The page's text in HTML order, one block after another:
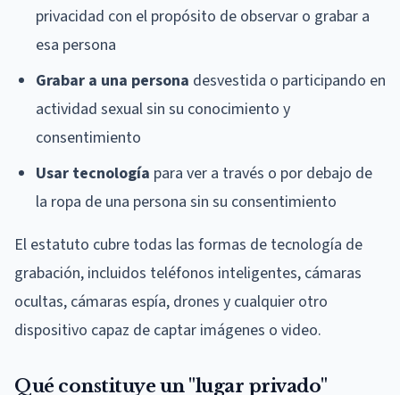
privacidad con el propósito de observar o grabar a
esa persona
Grabar a una persona desvestida o participando en
actividad sexual sin su conocimiento y
consentimiento
Usar tecnología para ver a través o por debajo de
la ropa de una persona sin su consentimiento
El estatuto cubre todas las formas de tecnología de
grabación, incluidos teléfonos inteligentes, cámaras
ocultas, cámaras espía, drones y cualquier otro
dispositivo capaz de captar imágenes o video.
Qué constituye un "lugar privado"